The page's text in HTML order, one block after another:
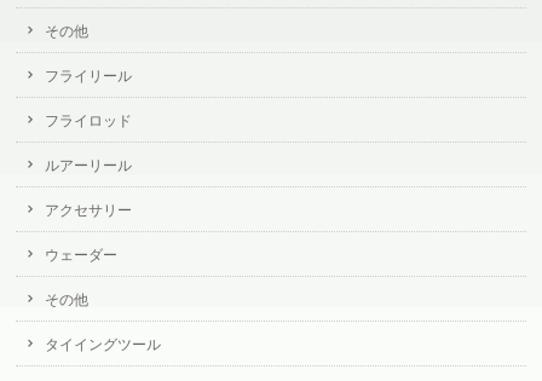
その他
フライリール
フライロッド
ルアーリール
アクセサリー
ウェーダー
その他
タイイングツール